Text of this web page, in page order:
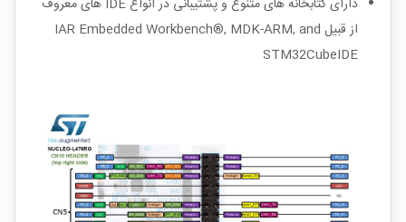
دارای کتابخانه های متنوع و پشتیبانی در انواع IDE های معروف
از قبیل IAR Embedded Workbench®, MDK-ARM, and
STM32CubeIDE